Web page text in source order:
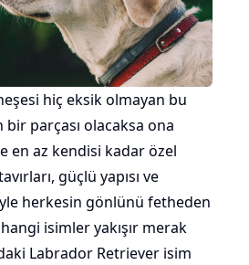
hiç eksik olmayan bu
parçası olacaksa ona
en az kendisi kadar özel
güçlü yapısı ve
herkesin gönlünü fetheden
isimler yakışır merak
Labrador Retriever isim